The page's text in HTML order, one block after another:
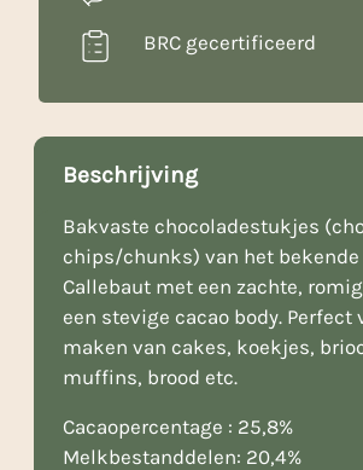
BRC gecertificeerd
Beschrijving
Bakvaste chocoladestukjes
chips/chunks) van het
Callebaut met een zachte,
een stevige cacao body. Perfect
maken van cakes, koekjes,
muffins, brood etc.
Cacaopercentage : 25,8%
Melkbestanddelen: 20,4%